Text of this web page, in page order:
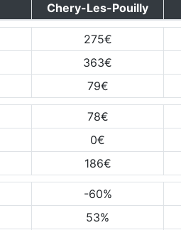
Chery-Les-Pouilly
275€
363€
79€
78€
0€
186€
-60%
53%